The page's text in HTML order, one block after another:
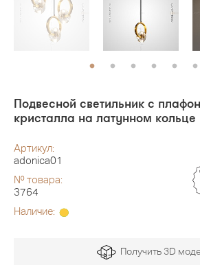
Подвесной светильник с
кристалла на латунном кольце
Артикул:
adonica01
№ товара:
3764
Наличие:
Получить 3D